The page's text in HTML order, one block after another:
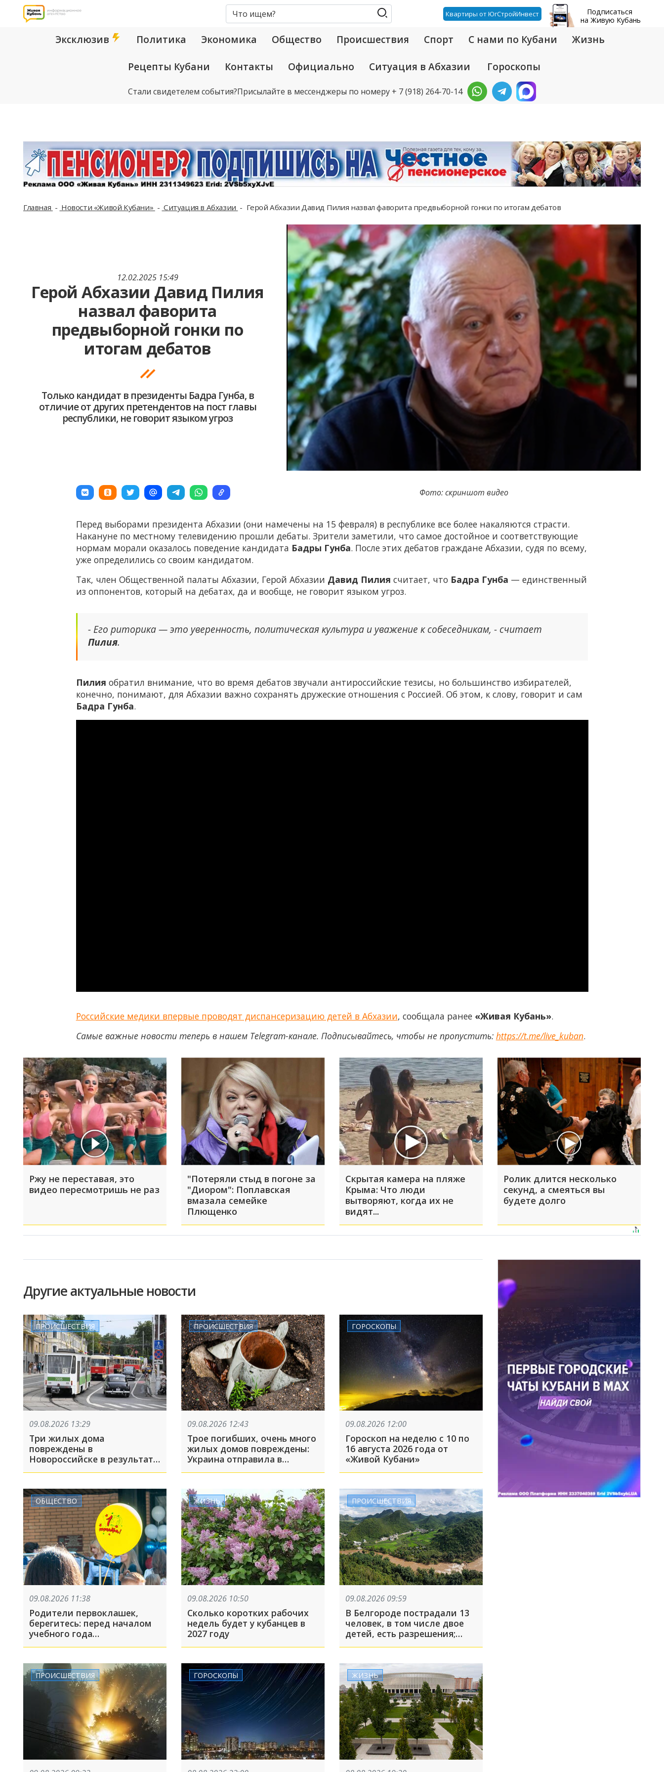
Квартиры от ЮгСтройИнвест
Подписаться
на Живую Кубань
Эксклюзив Политика Экономика Общество Происшествия Спорт С нами по Кубани Жизнь
Рецепты Кубани Контакты Официально Ситуация в Абхазии Гороскопы
Стали свидетелем события?Присылайте в мессенджеры по номеру + 7 (918) 264-70-14
Главная Новости «Живой Кубани» Ситуация в Абхазии Герой Абхазии Давид Пилия назвал фаворита предвыборной гонки по итогам дебатов
12.02.2025 15:49
Герой Абхазии Давид Пилия
назвал фаворита
предвыборной гонки по
итогам дебатов
Только кандидат в президенты Бадра Гунба, в
отличие от других претендентов на пост главы
республики, не говорит языком угроз
Фото: скриншот видео
Перед выборами президента Абхазии (они намечены на 15 февраля) в республике все более накаляются страсти.
Накануне по местному телевидению прошли дебаты. Зрители заметили, что самое достойное и соответствующие
нормам морали оказалось поведение кандидата Бадры Гунба. После этих дебатов граждане Абхазии, судя по всему,
уже определились со своим кандидатом.
Так, член Общественной палаты Абхазии, Герой Абхазии Давид Пилия считает, что Бадра Гунба — единственный
из оппонентов, который на дебатах, да и вообще, не говорит языком угроз.
- Его риторика — это уверенность, политическая культура и уважение к собеседникам, - считает
Пилия.
Пилия обратил внимание, что во время дебатов звучали антироссийские тезисы, но большинство избирателей,
конечно, понимают, для Абхазии важно сохранять дружеские отношения с Россией. Об этом, к слову, говорит и сам
Бадра Гунба.
Российские медики впервые проводят диспансеризацию детей в Абхазии, сообщала ранее «Живая Кубань».
Самые важные новости теперь в нашем Telegram-канале. Подписывайтесь, чтобы не пропустить: https://t.me/live_kuban.
Ржу не переставая, это
видео пересмотришь не раз
"Потеряли стыд в погоне за
"Диором": Поплавская
вмазала семейке
Плющенко
Скрытая камера на пляже
Крыма: Что люди
вытворяют, когда их не
видят...
Ролик длится несколько
секунд, а смеяться вы
будете долго
Другие актуальные новости
ПРОИСШЕСТВИЯ
09.08.2026 13:29
Три жилых дома
повреждены в
Новороссийске в результате
атаки БПЛА
ПРОИСШЕСТВИЯ
09.08.2026 12:43
Трое погибших, очень много
жилых домов повреждены:
Украина отправила в
Белгородскую область 308
FPV-дронами, на людей
сбрасывали взрывные
устройства
ГОРОСКОПЫ
09.08.2026 12:00
Гороскоп на неделю с 10 по
16 августа 2026 года от
«Живой Кубани»
ОБЩЕСТВО
09.08.2026 11:38
Родители первоклашек,
берегитесь: перед началом
учебного года
активизировались
предлагают?
ЖИЗНЬ
09.08.2026 10:50
Сколько коротких рабочих
недель будет у кубанцев в
2027 году
ПРОИСШЕСТВИЯ
09.08.2026 09:59
В Белгороде пострадали 13
человек, в том числе двое
детей, есть разрешения;
Турция может дать Украине
произошло, пока вы спали
ПРОИСШЕСТВИЯ ГОРОСКОПЫ ЖИЗНЬ